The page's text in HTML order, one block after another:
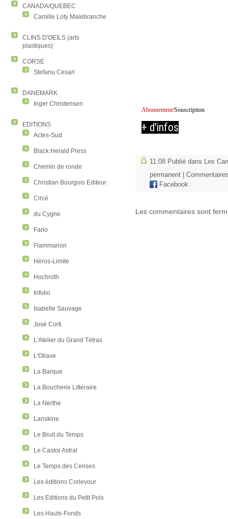
CANADA/QUEBEC
Camille Loty Malebranche
CLINS D'OEILS (arts
plastiques)
CORSE
Stefanu Cesari
DANEMARK
Inger Christensen
EDITIONS
Actes-Sud
Black Herald Press
Chemin de ronde
Christian Bourgois Editeur
Circé
du Cygne
Fario
Flammarion
Héros-Limite
Hochroth
Infolio
Isabelle Sauvage
José Corti
L'Atelier du Grand Tétras
L'Ollave
La Barque
La Boucherie Littéraire
La Nerthe
Lanskine
Le Bruit du Temps
Le Castor Astral
Le Temps des Cerises
Les éditions Corlevour
Les Editions du Petit Pois
Les Hauts-Fonds
Abonnement/Souscription
+ d'infos
11:08 Publié dans Les
permanent
Facebook
Les commentaires sont